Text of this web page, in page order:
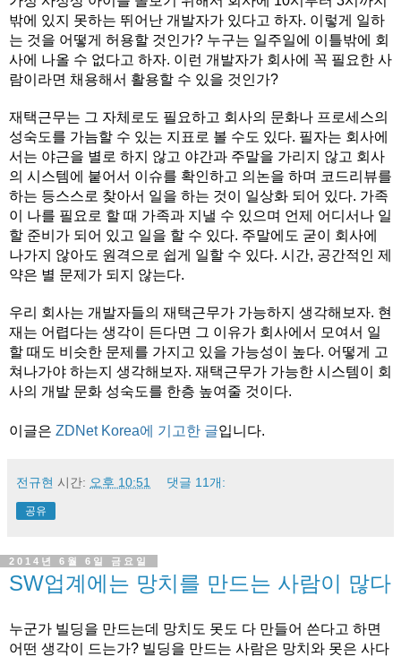
밖에 있지 못하는 뛰어난 개발자가 있다고 하자. 이렇게 일하
는 것을 어떻게 허용할 것인가? 누구는 일주일에 이틀밖에 회
사에 나올 수 없다고 하자. 이런 개발자가 회사에 꼭 필요한 사
람이라면 채용해서 활용할 수 있을 것인가?
재택근무는 그 자체로도 필요하고 회사의 문화나 프로세스의
성숙도를 가늠할 수 있는 지표로 볼 수도 있다. 필자는 회사에
서는 야근을 별로 하지 않고 야간과 주말을 가리지 않고 회사
의 시스템에 붙어서 이슈를 확인하고 의논을 하며 코드리뷰를
하는 등스스로 찾아서 일을 하는 것이 일상화 되어 있다. 가족
이 나를 필요로 할 때 가족과 지낼 수 있으며 언제 어디서나 일
할 준비가 되어 있고 일을 할 수 있다. 주말에도 굳이 회사에
나가지 않아도 원격으로 쉽게 일할 수 있다. 시간, 공간적인 제
약은 별 문제가 되지 않는다.
우리 회사는 개발자들의 재택근무가 가능하지 생각해보자. 현
재는 어렵다는 생각이 든다면 그 이유가 회사에서 모여서 일
할 때도 비슷한 문제를 가지고 있을 가능성이 높다. 어떻게 고
쳐나가야 하는지 생각해보자. 재택근무가 가능한 시스템이 회
사의 개발 문화 성숙도를 한층 높여줄 것이다.
이글은 ZDNet Korea에 기고한 글입니다.
전규현 시간: 오후 10:51 댓글 11개:
공유
2014년 6월 6일 금요일
SW업계에는 망치를 만드는 사람이 많다
누군가 빌딩을 만드는데 망치도 못도 다 만들어 쓴다고 하면
어떤 생각이 드는가? 빌딩을 만드는 사람은 망치와 못은 사다